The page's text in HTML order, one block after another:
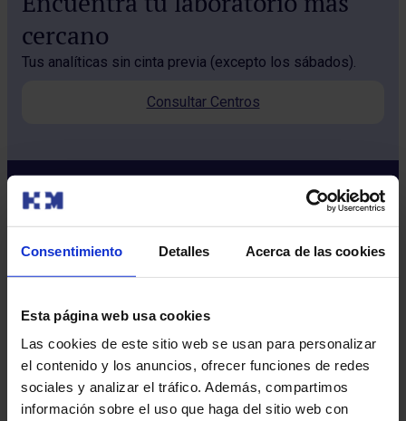
Consentimiento Detalles Acerca de las cookies
Esta página web usa cookies
Las cookies de este sitio web se usan para personalizar
el contenido y los anuncios, ofrecer funciones de redes
sociales y analizar el tráfico. Además, compartimos
información sobre el uso que haga del sitio web con
cercano
Tus analíticas sin cinta previa (excepto los sábados).
Consultar Centros